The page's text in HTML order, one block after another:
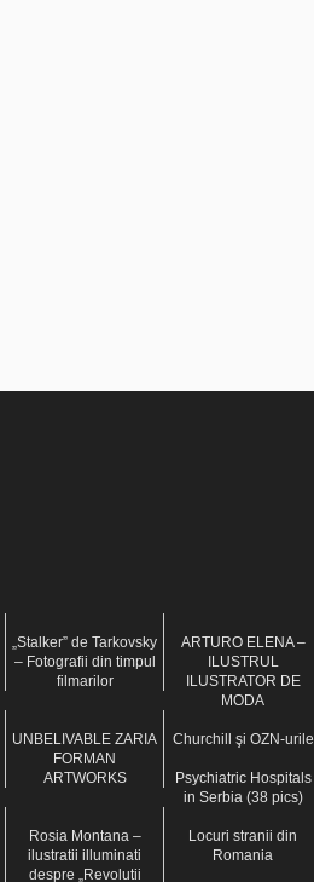
„Stalker” de Tarkovsky
– Fotografii din timpul
filmarilor
ARTURO ELENA –
ILUSTRUL
ILUSTRATOR DE
MODA
UNBELIVABLE ZARIA
FORMAN
ARTWORKS
Churchill şi OZN-urile
Psychiatric Hospitals
in Serbia (38 pics)
Rosia Montana –
ilustratii illuminati
despre „Revolutii
Locuri stranii din
Romania